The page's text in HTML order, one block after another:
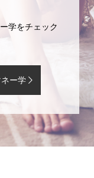
学をチェック
ー学